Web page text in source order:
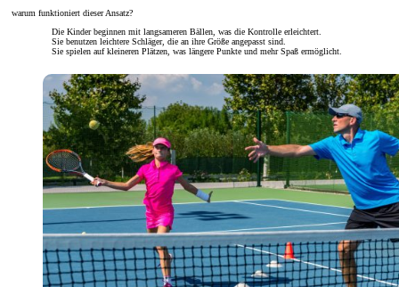
warum funktioniert dieser Ansatz?
Die Kinder beginnen mit langsameren Bällen, was die Kontrolle erleichtert.
Sie benutzen leichtere Schläger, die an ihre Größe angepasst sind.
Sie spielen auf kleineren Plätzen, was längere Punkte und mehr Spaß ermöglicht.